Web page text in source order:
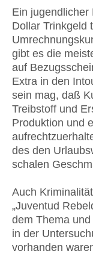
Ein jugendlicher
Dollar Trinkgeld
gibt es die
auf
Extra in den
sein mag, daß
Treibstoff und
Produktion und
des den
schalen
Auch
„Juventud
dem Thema
in der
vorhanden